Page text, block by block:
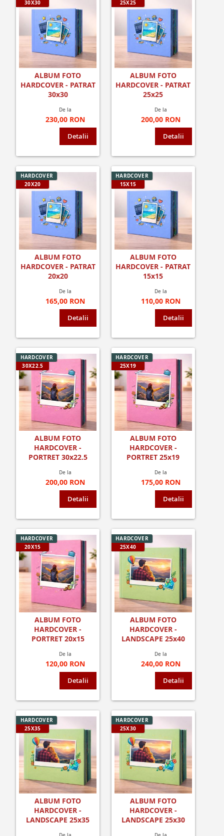
30X30
ALBUM FOTO
HARDCOVER - PATRAT
30x30
De la
230,00 RON
Detalii
25X25
ALBUM FOTO
HARDCOVER - PATRAT
25x25
De la
200,00 RON
Detalii
HARDCOVER
20X20
ALBUM FOTO
HARDCOVER - PATRAT
20x20
De la
165,00 RON
Detalii
HARDCOVER
15X15
ALBUM FOTO
HARDCOVER - PATRAT
15x15
De la
110,00 RON
Detalii
HARDCOVER
30X22.5
ALBUM FOTO
HARDCOVER -
PORTRET 30x22.5
De la
200,00 RON
Detalii
HARDCOVER
25X19
ALBUM FOTO
HARDCOVER -
PORTRET 25x19
De la
175,00 RON
Detalii
HARDCOVER
20X15
ALBUM FOTO
HARDCOVER -
PORTRET 20x15
De la
120,00 RON
Detalii
HARDCOVER
25X40
ALBUM FOTO
HARDCOVER -
LANDSCAPE 25x40
De la
240,00 RON
Detalii
HARDCOVER
25X35
ALBUM FOTO
HARDCOVER -
LANDSCAPE 25x35
HARDCOVER
25X30
ALBUM FOTO
HARDCOVER -
LANDSCAPE 25x30